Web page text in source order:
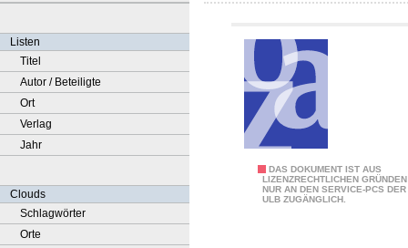
Listen
Titel
Autor / Beteiligte
Ort
Verlag
Jahr
Clouds
Schlagwörter
Orte
DAS DOKUMENT IST AUS
LIZENZRECHTLICHEN GRÜNDEN
NUR AN DEN SERVICE-PCS DER
ULB ZUGÄNGLICH.